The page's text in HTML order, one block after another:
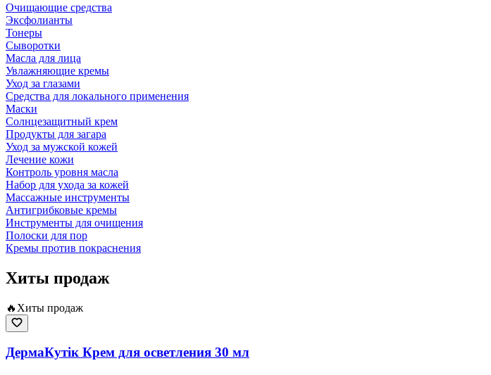
Очищающие средства
Эксфолианты
Тонеры
Сыворотки
Масла для лица
Увлажняющие кремы
Уход за глазами
Средства для локального применения
Маски
Солнцезащитный крем
Продукты для загара
Уход за мужской кожей
Лечение кожи
Контроль уровня масла
Набор для ухода за кожей
Массажные инструменты
Антигрибковые кремы
Инструменты для очищения
Полоски для пор
Кремы против покраснения
Хиты продаж
🔥 Хиты продаж
ДермаКутік Крем для осветления 30 мл